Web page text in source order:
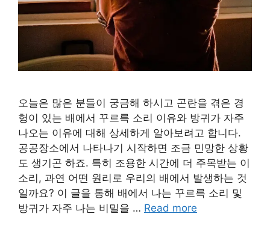
오늘은 많은 분들이 궁금해 하시고 곤란을 겪은 경
헝이 있는 배에서 꾸르륵 소리 이유와 방귀가 자주
나오는 이유에 대해 상세하게 알아보려고 합니다.
공공장소에서 나타나기 시작하면 조금 민망한 상황
도 생기곤 하죠. 특히 조용한 시간에 더 주목받는 이
소리, 과연 어떤 원리로 우리의 배에서 발생하는 것
일까요? 이 글을 통해 배에서 나는 꾸르륵 소리 및
방귀가 자주 나는 비밀을 … Read more